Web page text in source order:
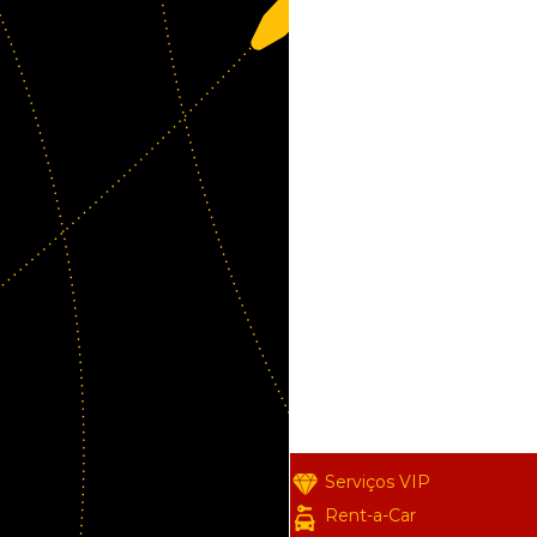
Serviços VIP
Rent-a-Car